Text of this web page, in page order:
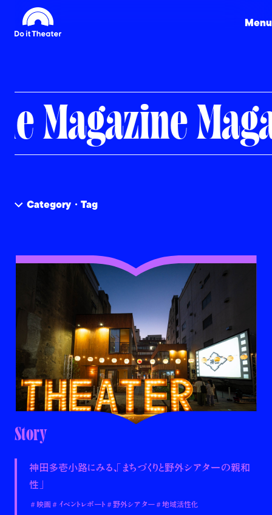
Menu
Magazine
Category・Tag
Story
神田多壱小路にみる、「まちづくりと野外シアターの親和
性」
＃映画＃イベントレポート ＃野外シアター＃地域活性化